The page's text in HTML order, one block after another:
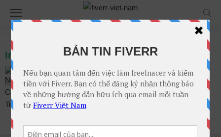
Invite a Friend
Nguyễn Cao Tiến
Bài viết trên Th5. 18, 2021 tại 1:07 chiều